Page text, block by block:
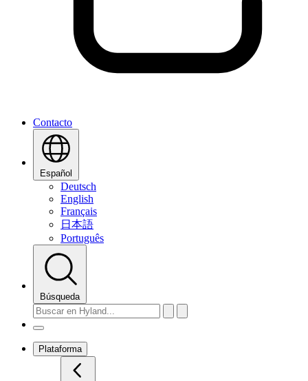
Contacto
Español
Deutsch
English
Français
日本語
Português
Búsqueda
Plataforma